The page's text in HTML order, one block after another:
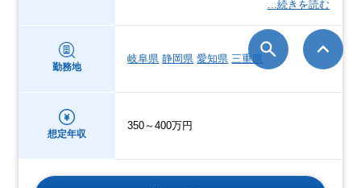
…続きを読む
勤務地
岐阜県 静岡県 愛知県 三重県
想定年収
350～400万円